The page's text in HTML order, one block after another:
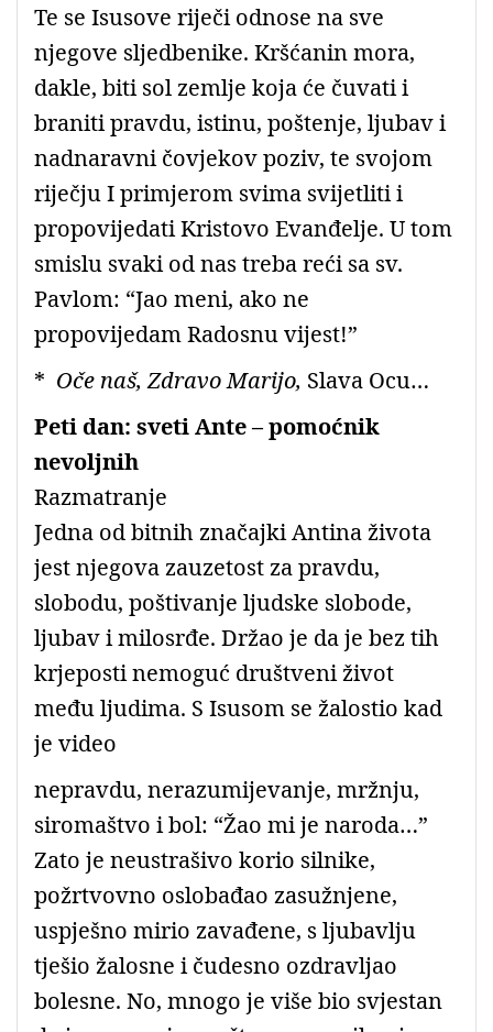
Te se Isusove riječi odnose na sve
njegove sljedbenike. Kršćanin mora,
dakle, biti sol zemlje koja će čuvati i
braniti pravdu, istinu, poštenje, ljubav i
nadnaravni čovjekov poziv, te svojom
riječju I primjerom svima svijetliti i
propovijedati Kristovo Evanđelje. U tom
smislu svaki od nas treba reći sa sv.
Pavlom: “Jao meni, ako ne
propovijedam Radosnu vijest!”
* Oče naš, Zdravo Marijo, Slava Ocu…
Peti dan: sveti Ante – pomoćnik
nevoljnih
Razmatranje
Jedna od bitnih značajki Antina života
jest njegova zauzetost za pravdu,
slobodu, poštivanje ljudske slobode,
ljubav i milosrđe. Držao je da je bez tih
krjeposti nemoguć društveni život
među ljudima. S Isusom se žalostio kad
je video
nepravdu, nerazumijevanje, mržnju,
siromaštvo i bol: “Žao mi je naroda…”
Zato je neustrašivo korio silnike,
požrtvovno oslobađao zasužnjene,
uspješno mirio zavađene, s ljubavlju
tješio žalosne i čudesno ozdravljao
bolesne. No, mnogo je više bio svjestan